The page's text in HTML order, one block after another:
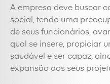
A empresa deve buscar
social, tendo uma
de seus funcionários,
qual se insere, propiciar
saudável e ser capaz,
expansão aos seus